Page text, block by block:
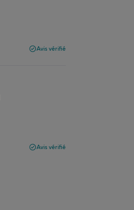
Avis vérifié
Avis vérifié